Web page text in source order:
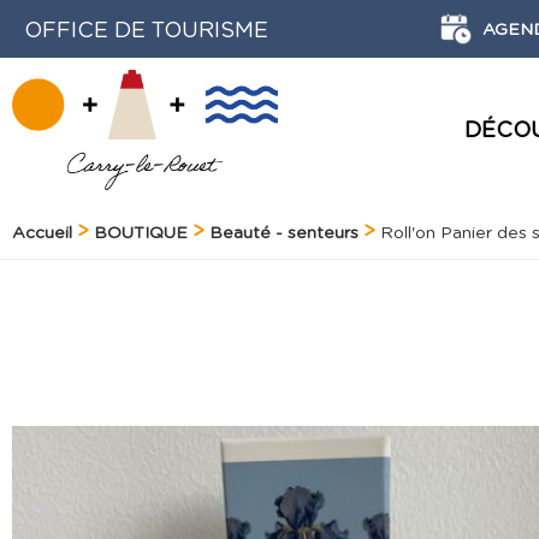
OFFICE DE TOURISME
Accueil BOUTIQUE Beauté - senteurs Roll'on Panier des